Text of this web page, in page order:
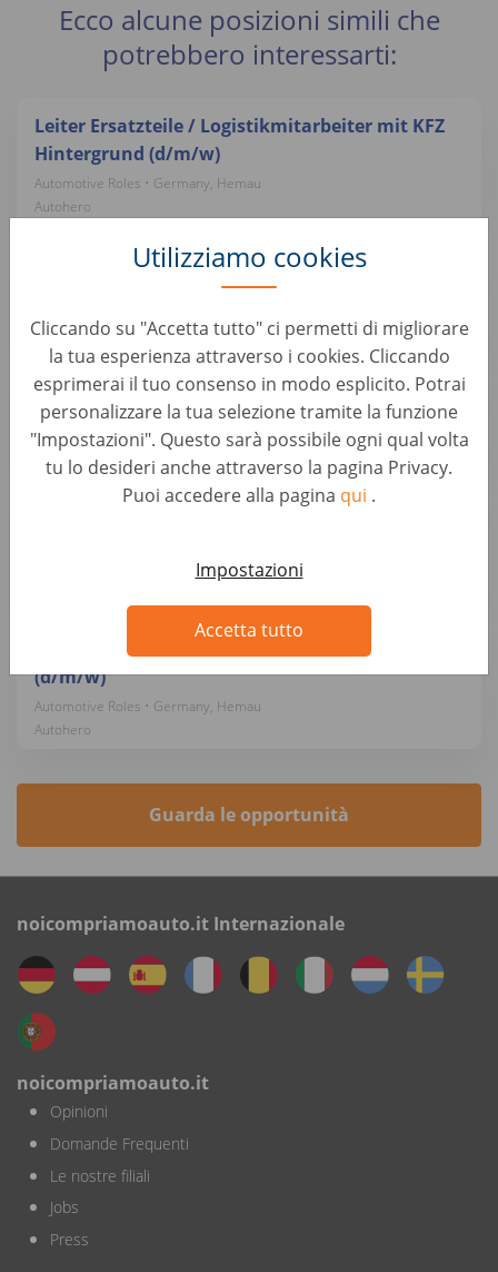
Utilizziamo cookies
Cliccando su "Accetta tutto" ci permetti di migliorare
la tua esperienza attraverso i cookies. Cliccando
esprimerai il tuo consenso in modo esplicito. Potrai
personalizzare la tua selezione tramite la funzione
"Impostazioni". Questo sarà possibile ogni qual volta
tu lo desideri anche attraverso la pagina Privacy.
Puoi accedere alla pagina qui .
Impostazioni
Accetta tutto
Ecco alcune posizioni simili che
potrebbero interessarti:
Leiter Ersatzteile / Logistikmitarbeiter mit KFZ
Hintergrund (d/m/w)
Automotive Roles • Germany, Hemau
Autohero
Wheels Logistics Assistant (f/m/x)
Autohero
Hilfskraft Reifenlogistik (d/m/w)
Automotive Roles • Germany, Hemau
Autohero
Leiter Standort Fahrzeuglogistik / Yard Manager
Automotive Roles • Germany, Hemau
Koordinator Fuhrpark / Yard Operations
(d/m/w)
Automotive Roles • Germany, Hemau
Autohero
Guarda le opportunità
noicompriamoauto.it Internazionale
noicompriamoauto.it
Opinioni
Domande Frequenti
Le nostre filiali
Jobs
Press